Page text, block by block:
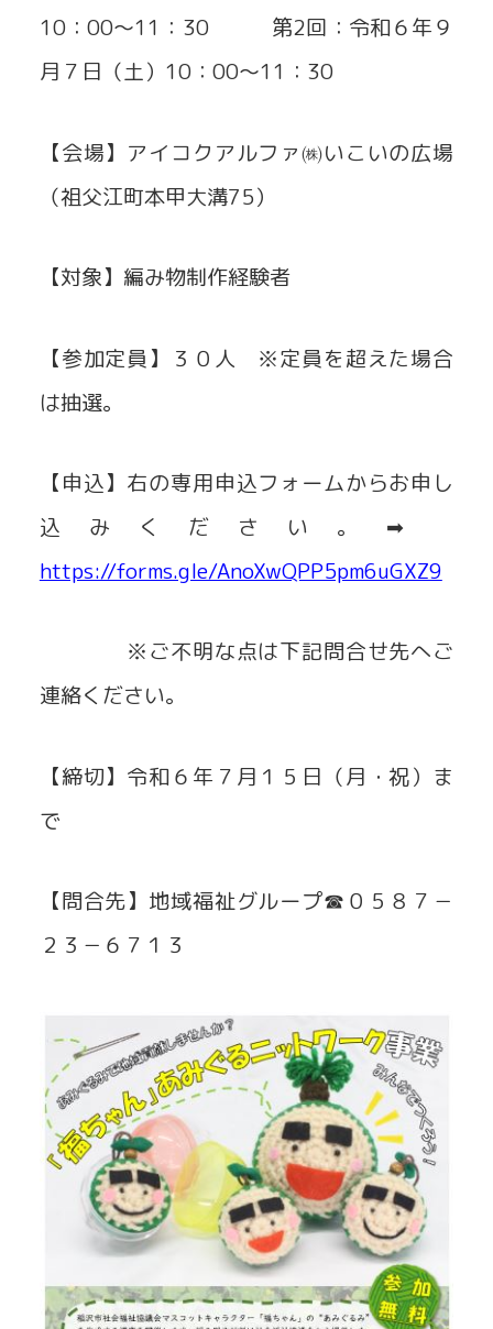
10：00～11：30 第2回：令和６年９
月７日（土）10：00～11：30
【会場】アイコクアルファ㈱いこいの広場
（祖父江町本甲大溝75）
【対象】編み物制作経験者
【参加定員】３０人 ※定員を超えた場合
は抽選。
【申込】右の専用申込フォームからお申し
込みください。➡
https://forms.gle/AnoXwQPP5pm6uGXZ9
※ご不明な点は下記問合せ先へご
連絡ください。
【締切】令和６年７月１５日（月・祝）ま
で
【問合先】地域福祉グループ☎０５８７－
２３－６７１３